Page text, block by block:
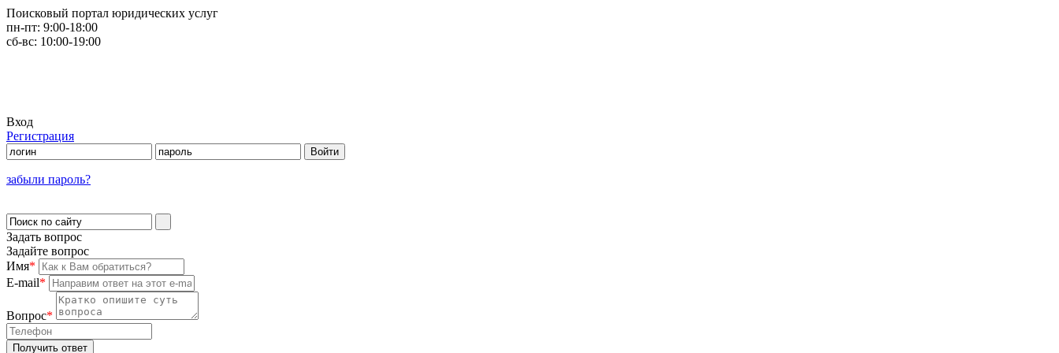
Поисковый портал юридических услуг
пн-пт: 9:00-18:00
сб-вс: 10:00-19:00
Вход
Регистрация
забыли пароль?
Задать вопрос
Задайте вопрос
Имя*
E-mail*
Вопрос*